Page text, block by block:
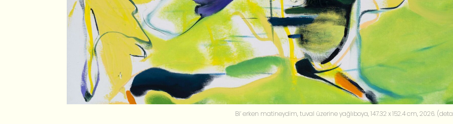
Bi’ erken matineydim, tuval üzerine yağlıboya, 147.32 x 152.4 cm, 2026.